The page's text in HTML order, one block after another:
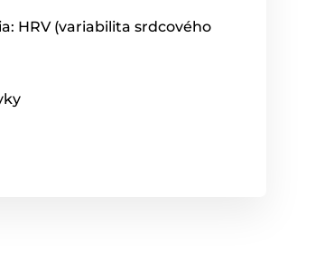
HRV (variabilita srdcového